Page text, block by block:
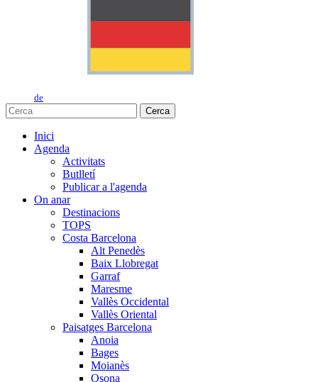
de
Cerca
Inici
Agenda
Activitats
Butlletí
Publicar a l'agenda
On anar
Destinacions
TOPS
Costa Barcelona
Alt Penedès
Baix Llobregat
Garraf
Maresme
Vallès Occidental
Vallès Oriental
Paisatges Barcelona
Anoia
Bages
Moianès
Osona